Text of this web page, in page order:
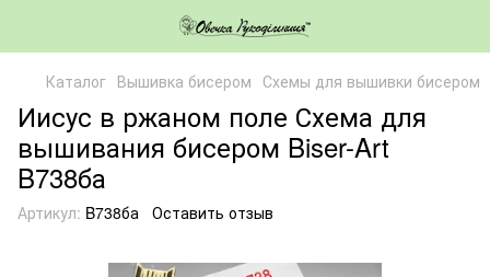
Каталог Вышивка бисером Схемы для вышивки бисером
Иисус в ржаном поле Схема для
вышивания бисером Biser-Art
B738ба
Артикул: B738ба Оставить отзыв